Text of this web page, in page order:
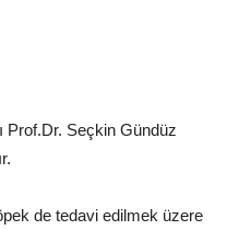
Prof.Dr. Seçkin Gündüz
de tedavi edilmek üzere